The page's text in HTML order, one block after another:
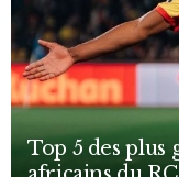
Top 5 des plus